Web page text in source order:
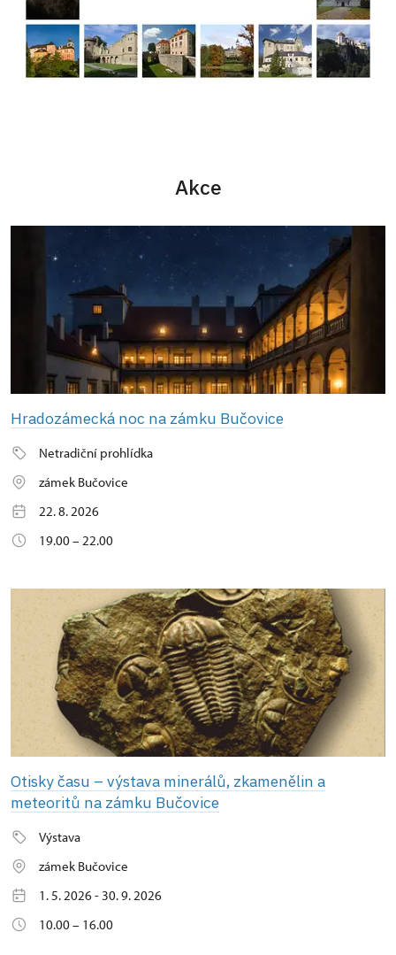
Akce
Hradozámecká noc na zámku Bučovice
Netradiční prohlídka
zámek Bučovice
22. 8. 2026
19.00 – 22.00
Otisky času – výstava minerálů, zkamenělin a
meteoritů na zámku Bučovice
Výstava
zámek Bučovice
1. 5. 2026 - 30. 9. 2026
10.00 – 16.00